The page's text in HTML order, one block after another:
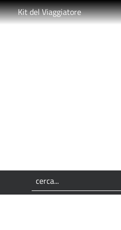
Kit del Viaggiatore